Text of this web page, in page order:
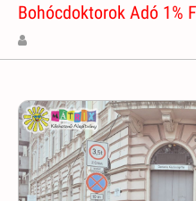
Bohócdoktorok Adó 1%